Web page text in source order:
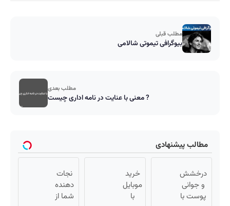
مطلب قبلی
بیوگرافی تیموتی شالامی
مطلب بعدی
معنی با عنایت در نامه اداری چیست ?
مطالب پیشنهادی
درخشش
و جوانی
پوست با
خرید
موبایل
با
نجات
دهنده
شما از